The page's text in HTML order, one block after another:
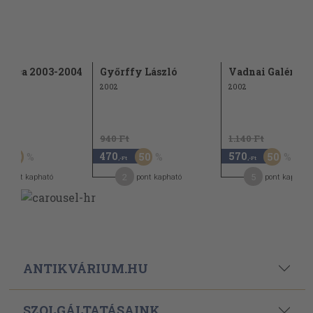
2003-2004
50
pont kapható
Győrffy László
2002
940 Ft
470 ,-Ft 50
pont kapható
Vadnai Galéria
2002
1.140 Ft
570 ,-Ft 50
pont kapható
ANTIKVÁRIUM.HU